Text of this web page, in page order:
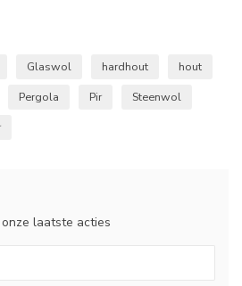
Glaswol hardhout
hout
Pergola Pir
Steenwol
laatste acties